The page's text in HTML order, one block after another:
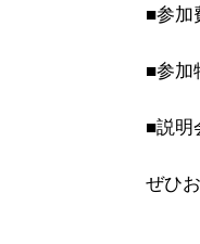
■参加
■参加
■説
ぜひ